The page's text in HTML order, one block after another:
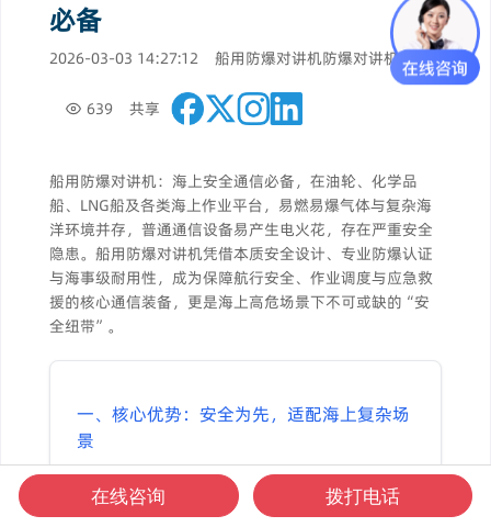
必备
2026-03-03 14:27:12 船用防爆对讲机防爆对讲机
639 共享
船用防爆对讲机：海上安全通信必备，在油轮、化学品
船、LNG船及各类海上作业平台，易燃易爆气体与复杂海
洋环境并存，普通通信设备易产生电火花，存在严重安全
隐患。船用防爆对讲机凭借本质安全设计、专业防爆认证
与海事级耐用性，成为保障航行安全、作业调度与应急救
援的核心通信装备，更是海上高危场景下不可或缺的“安
全纽带”。
一、核心优势：安全为先，适配海上复杂场
景
1. 本质安全防爆，杜绝安全隐患
在线咨询 拨打电话